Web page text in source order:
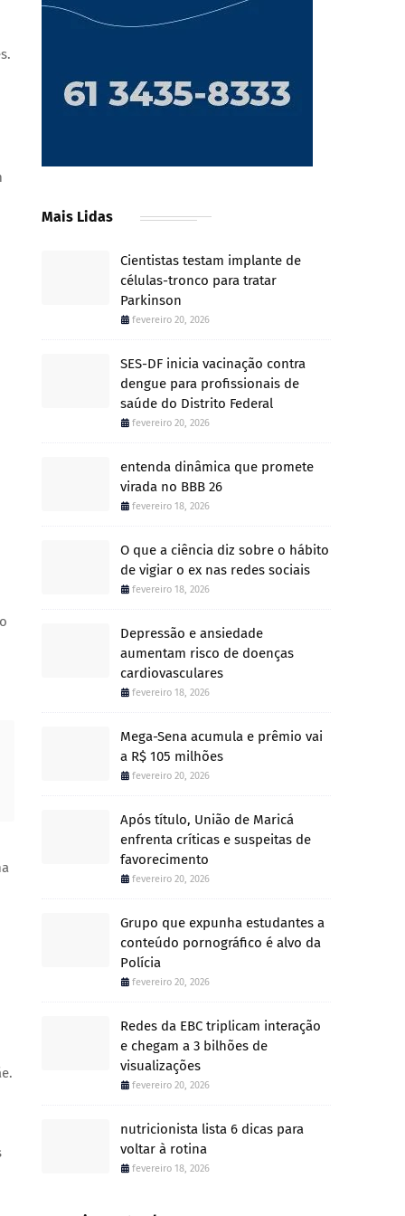
Mais Lidas
Cientistas testam implante de
células-tronco para tratar
Parkinson
fevereiro 20, 2026
SES-DF inicia vacinação contra
dengue para profissionais de
saúde do Distrito Federal
fevereiro 20, 2026
entenda dinâmica que promete
virada no BBB 26
fevereiro 18, 2026
O que a ciência diz sobre o hábito
de vigiar o ex nas redes sociais
fevereiro 18, 2026
Depressão e ansiedade
aumentam risco de doenças
cardiovasculares
fevereiro 18, 2026
Mega-Sena acumula e prêmio vai
a R$ 105 milhões
fevereiro 20, 2026
Após título, União de Maricá
enfrenta críticas e suspeitas de
favorecimento
fevereiro 20, 2026
Grupo que expunha estudantes a
conteúdo pornográfico é alvo da
Polícia
fevereiro 20, 2026
Redes da EBC triplicam interação
e chegam a 3 bilhões de
visualizações
fevereiro 20, 2026
nutricionista lista 6 dicas para
voltar à rotina
fevereiro 18, 2026